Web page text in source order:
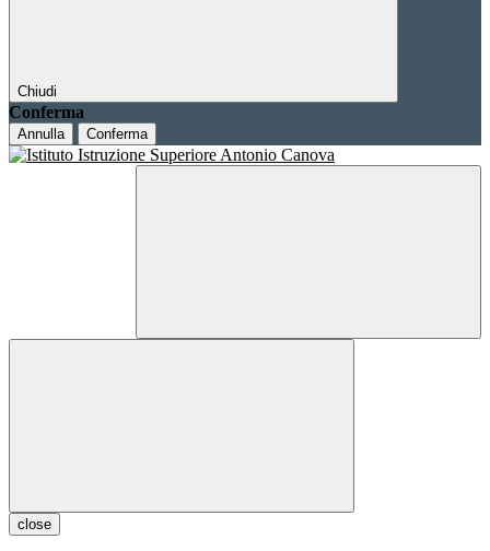
Chiudi
Conferma
Annulla Conferma
close